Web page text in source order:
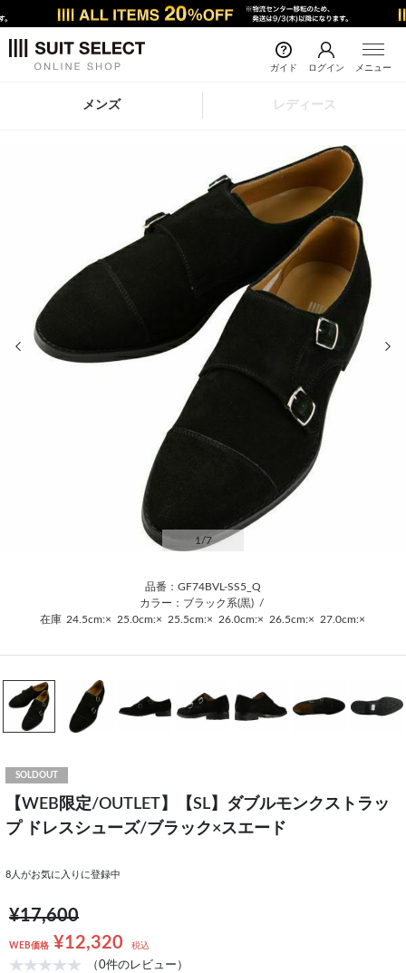
ガイド ログイン メニュー
メンズ レディース
前の画像
1 /7
品番：GF74BVL-SS5_Q
カラー：ブラック系(黒) /
在庫 24.5cm:× 25.0cm:× 25.5cm:× 26.0cm:× 26.5cm:× 27.0cm:×
SOLDOUT
【WEB限定/OUTLET】【SL】ダブルモンクストラッ
プ ドレスシューズ/ブラック×スエード
8 人がお気に入りに登録中
¥17,600
WEB価格 ¥12,320 税込
（0件のレビュー）